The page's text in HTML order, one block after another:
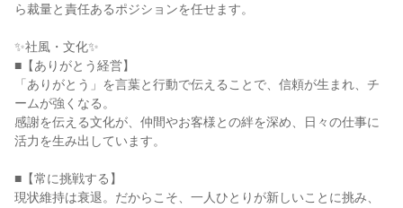
ら裁量と責任あるポジションを任せます。
✨社風・文化✨
■【ありがとう経営】
「ありがとう」を言葉と行動で伝えることで、信頼が生まれ、チ
ームが強くなる。
感謝を伝える文化が、仲間やお客様との絆を深め、日々の仕事に
活力を生み出しています。
■【常に挑戦する】
現状維持は衰退。だからこそ、一人ひとりが新しいことに挑み、